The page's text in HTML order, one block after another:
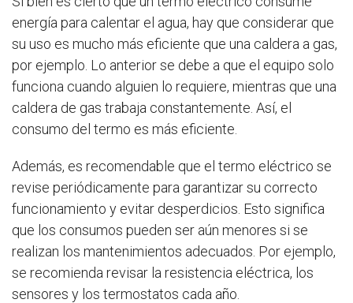
energía para calentar el agua, hay que considerar que
su uso es mucho más eficiente que una caldera a gas,
por ejemplo. Lo anterior se debe a que el equipo solo
funciona cuando alguien lo requiere, mientras que una
caldera de gas trabaja constantemente. Así, el
consumo del termo es más eficiente.
Además, es recomendable que el termo eléctrico se
revise periódicamente para garantizar su correcto
funcionamiento y evitar desperdicios. Esto significa
que los consumos pueden ser aún menores si se
realizan los mantenimientos adecuados. Por ejemplo,
se recomienda revisar la resistencia eléctrica, los
sensores y los termostatos cada año.